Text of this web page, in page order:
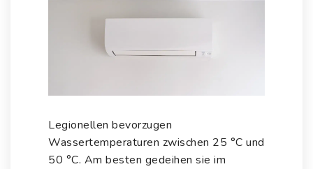
Legionellen bevorzugen
Wassertemperaturen zwischen 25 °C und
50 °C. Am besten gedeihen sie im